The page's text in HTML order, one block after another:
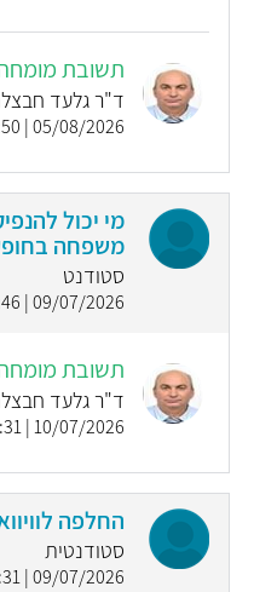
תשובת
ד"ר גלעד
05/08/2026 | 15:50
מי יכול
משפחה
סטודנט
09/07/2026 | 20:46
תשובת
ד"ר גלעד
10/07/2026 | 07:31
החלפה
סטודנטית
09/07/2026 | 13:31